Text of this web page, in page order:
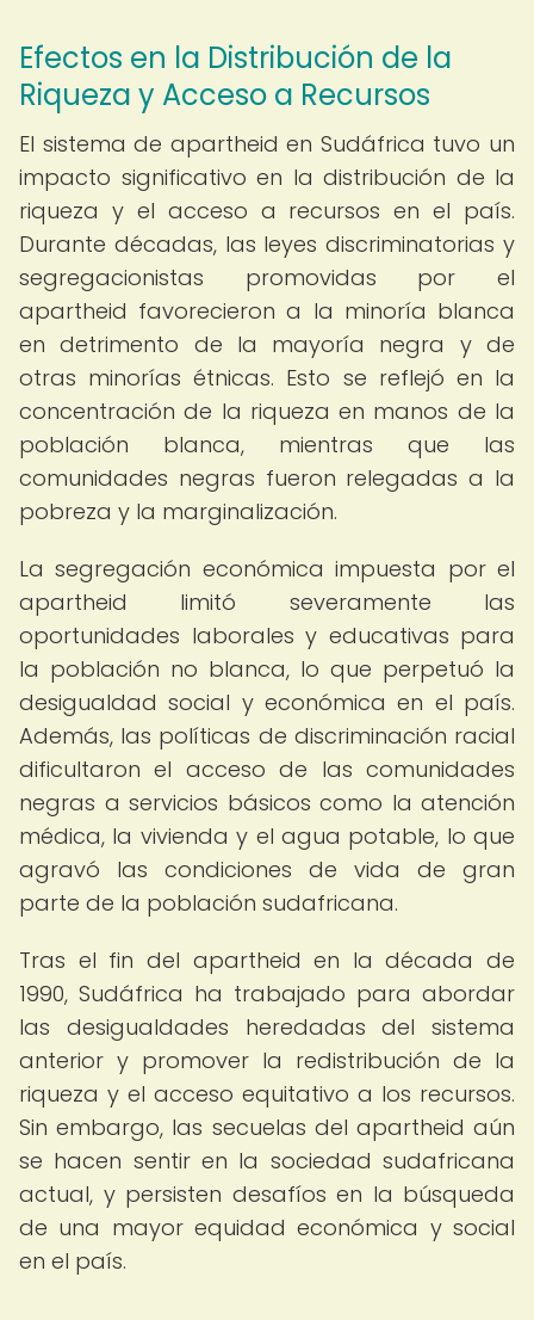
Efectos en la Distribución de la
Riqueza y Acceso a Recursos
El sistema de apartheid en Sudáfrica tuvo un
impacto significativo en la distribución de la
riqueza y el acceso a recursos en el país.
Durante décadas, las leyes discriminatorias y
segregacionistas promovidas por el
apartheid favorecieron a la minoría blanca
en detrimento de la mayoría negra y de
otras minorías étnicas. Esto se reflejó en la
concentración de la riqueza en manos de la
población blanca, mientras que las
comunidades negras fueron relegadas a la
pobreza y la marginalización.
La segregación económica impuesta por el
apartheid limitó severamente las
oportunidades laborales y educativas para
la población no blanca, lo que perpetuó la
desigualdad social y económica en el país.
Además, las políticas de discriminación racial
dificultaron el acceso de las comunidades
negras a servicios básicos como la atención
médica, la vivienda y el agua potable, lo que
agravó las condiciones de vida de gran
parte de la población sudafricana.
Tras el fin del apartheid en la década de
1990, Sudáfrica ha trabajado para abordar
las desigualdades heredadas del sistema
anterior y promover la redistribución de la
riqueza y el acceso equitativo a los recursos.
Sin embargo, las secuelas del apartheid aún
se hacen sentir en la sociedad sudafricana
actual, y persisten desafíos en la búsqueda
de una mayor equidad económica y social
en el país.